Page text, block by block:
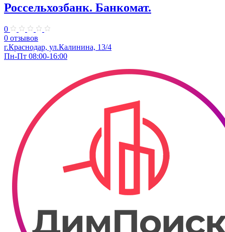
Россельхозбанк. Банкомат.
0
0 отзывов
г.Краснодар, ул.Калинина, 13/4
Пн-Пт 08:00-16:00